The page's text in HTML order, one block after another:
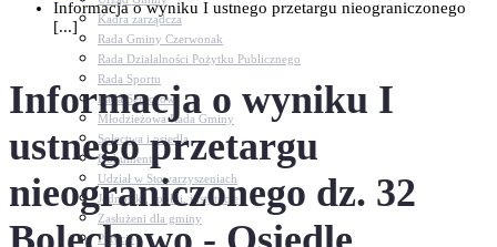
Kadra zarządcza
Rada Gminy Czerwonak
Rada Działalności Pożytku Publicznego
Rada Sportu
Rada Seniorów
Młodzieżowa Rada Gminy
Sołectwa i osiedla
Dokumenty
Udział w Stowarzyszeniach
Jednostki, spółki, instytucje
Zasłużeni dla gminy
Petycje
Informacja o wyniku I ustnego przetargu nieograniczonego
[...]
Informacja o wyniku I
ustnego przetargu
nieograniczonego dz. 32